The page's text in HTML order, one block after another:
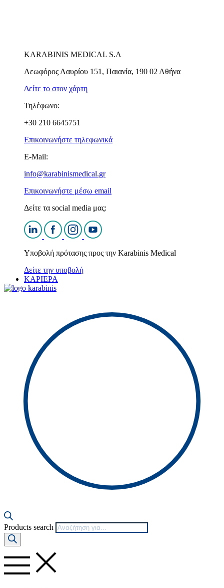
KARABINIS MEDICAL S.A
Λεωφόρος Λαυρίου 151, Παιανία, 190 02 Αθήνα
Δείτε το στον χάρτη
Τηλέφωνο:
+30 210 6645751
Επικοινωνήστε τηλεφωνικά
E-Mail:
info@karabinismedical.gr
Επικοινωνήστε μέσω email
Δείτε τα social media μας:
Υποβολή πρότασης προς την Karabinis Medical
Δείτε την υποβολή
ΚΑΡΙΕΡΑ
Products search